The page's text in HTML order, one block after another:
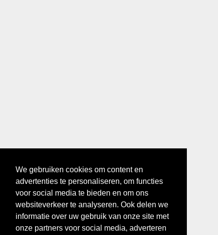
We gebruiken cookies om content en
advertenties te personaliseren, om functies
voor social media te bieden en om ons
websiteverkeer te analyseren. Ook delen we
informatie over uw gebruik van onze site met
onze partners voor social media, adverteren